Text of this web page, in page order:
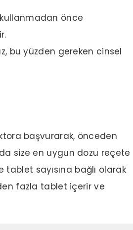
önce
bu yüzden gereken cinsel
başvurarak, önceden
size en uygun dozu reçete
tablet sayısına bağlı olarak
fazla tablet içerir ve